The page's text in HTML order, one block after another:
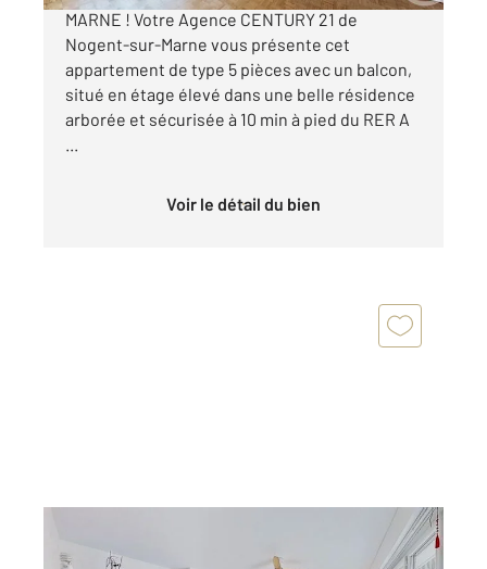
MARNE ! Votre Agence CENTURY 21 de
Nogent-sur-Marne vous présente cet
appartement de type 5 pièces avec un balcon,
situé en étage élevé dans une belle résidence
arborée et sécurisée à 10 min à pied du RER A
...
Voir le détail du bien
75,45 m